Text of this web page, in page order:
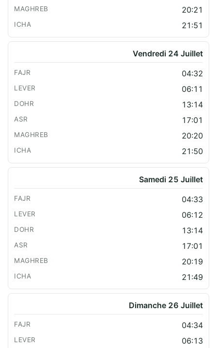
20:21
21:51
Vendredi 24 Juillet
04:32
06:11
13:14
17:01
20:20
21:50
Samedi 25 Juillet
04:33
06:12
13:14
17:01
20:19
21:49
Dimanche 26 Juillet
04:34
06:13